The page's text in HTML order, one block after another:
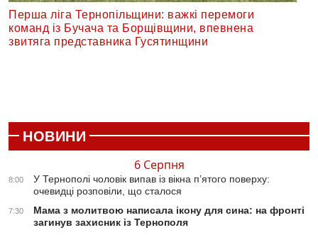
Перша ліга Тернопільщини: важкі перемоги
команд із Бучача та Борщівщини, впевнена
звитяга представника Гусятинщини
НОВИНИ
6 Серпня
8:00
У Тернополі чоловік випав із вікна п’ятого поверху:
очевидці розповіли, що сталося
7:30
Мама з молитвою написала ікону для сина: на фронті
загинув захисник із Тернополя